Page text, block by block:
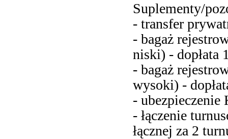
Suplementy/
- transfer
- bagaż
niski) - dopłata
- bagaż
wysoki) -
-
- łączenie
łącznej za 2